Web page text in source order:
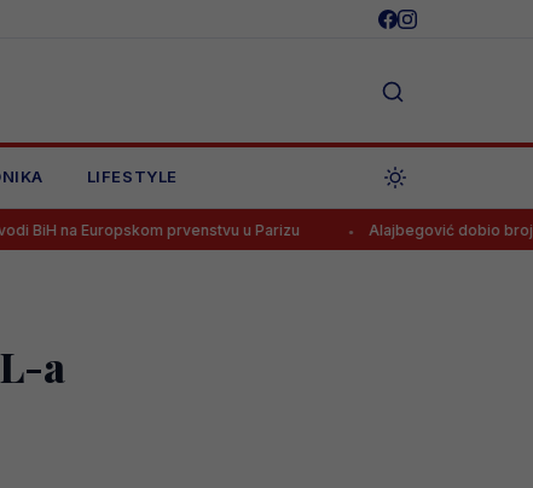
LIFESTYLE
prvenstvu u Parizu Alajbegović dobio broj u
a